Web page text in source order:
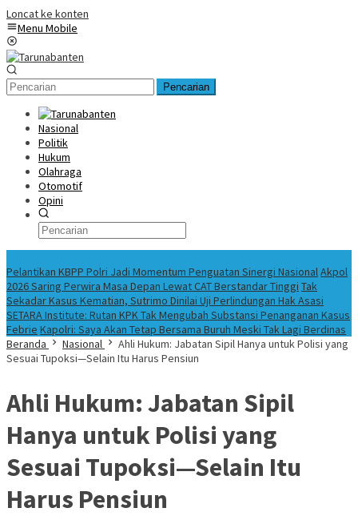
Loncat ke konten
Menu Mobile
Pencarian
Nasional
Politik
Hukum
Olahraga
Otomotif
Opini
Pelantikan KBPP Polri Jadi Momentum Penguatan Sinergi NasionalAkpol
2026 Saring Perwira Masa Depan Lewat CAT Berstandar Tinggi Tak
Sekadar Kasus Kematian, Sutrimo Dinilai Uji Perlindungan Hak Asasi
SETARA Institute: Rutan KPK Tak Mengubah Substansi Penanganan Kasus
Febrie Kapolri: Saya Akan Tetap Bersama Buruh Meski Tak Lagi Berdinas
Beranda
Nasional
Ahli Hukum: Jabatan Sipil Hanya untuk Polisi yang
Sesuai Tupoksi—Selain Itu Harus Pensiun
Ahli Hukum: Jabatan Sipil
Hanya untuk Polisi yang
Sesuai Tupoksi—Selain Itu
Harus Pensiun